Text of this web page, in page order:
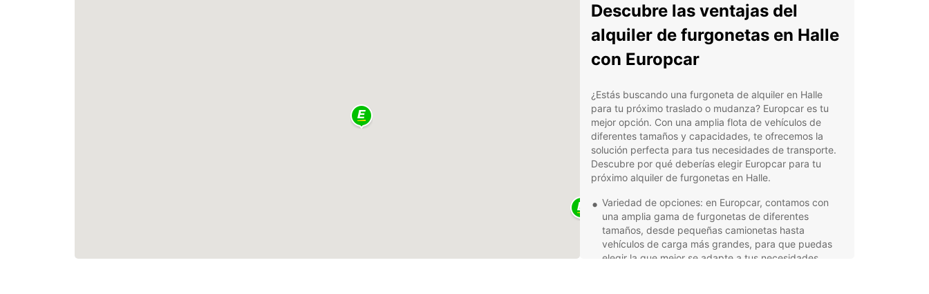
Descubre las ventajas del
alquiler de furgonetas en Halle
con Europcar
¿Estás buscando una furgoneta de alquiler en Halle
para tu próximo traslado o mudanza? Europcar es tu
mejor opción. Con una amplia flota de vehículos de
diferentes tamaños y capacidades, te ofrecemos la
solución perfecta para tus necesidades de transporte.
Descubre por qué deberías elegir Europcar para tu
próximo alquiler de furgonetas en Halle.
Variedad de opciones: en Europcar, contamos con
una amplia gama de furgonetas de diferentes
tamaños, desde pequeñas camionetas hasta
vehículos de carga más grandes, para que puedas
elegir la que mejor se adapte a tus necesidades.